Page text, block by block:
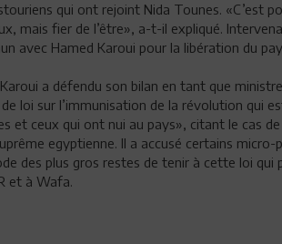
qui ont rejoint Nida Tounes. «C’est
mais fier de l’être», a-t-il expliqué.
avec Hamed Karoui pour la libération du
a défendu son bilan en tant que
loi sur l’immunisation de la révolution qui
et ceux qui ont nui au pays», citant le cas
egyptienne. Il a accusé certains
des plus gros restes de tenir à cette loi
et à Wafa.